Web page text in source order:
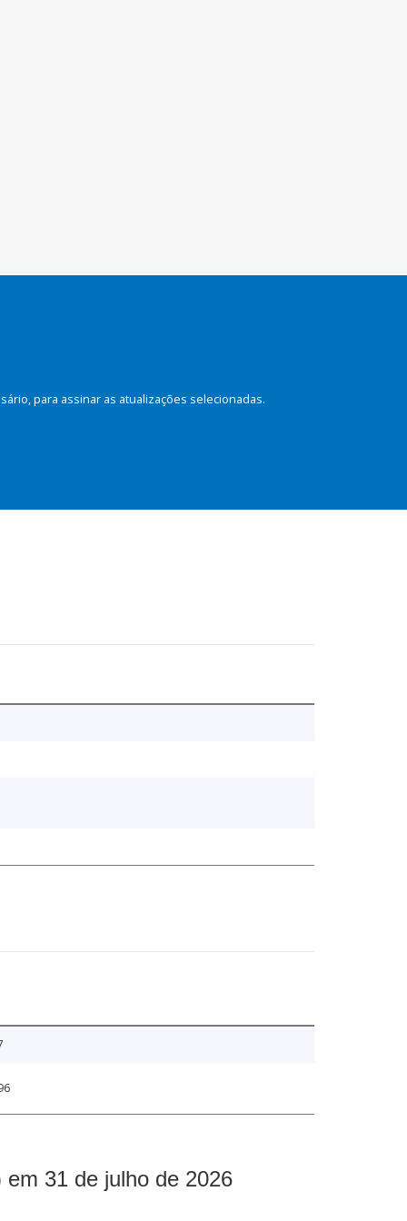
para assinar as atualizações selecionadas.
31 de julho de 2026